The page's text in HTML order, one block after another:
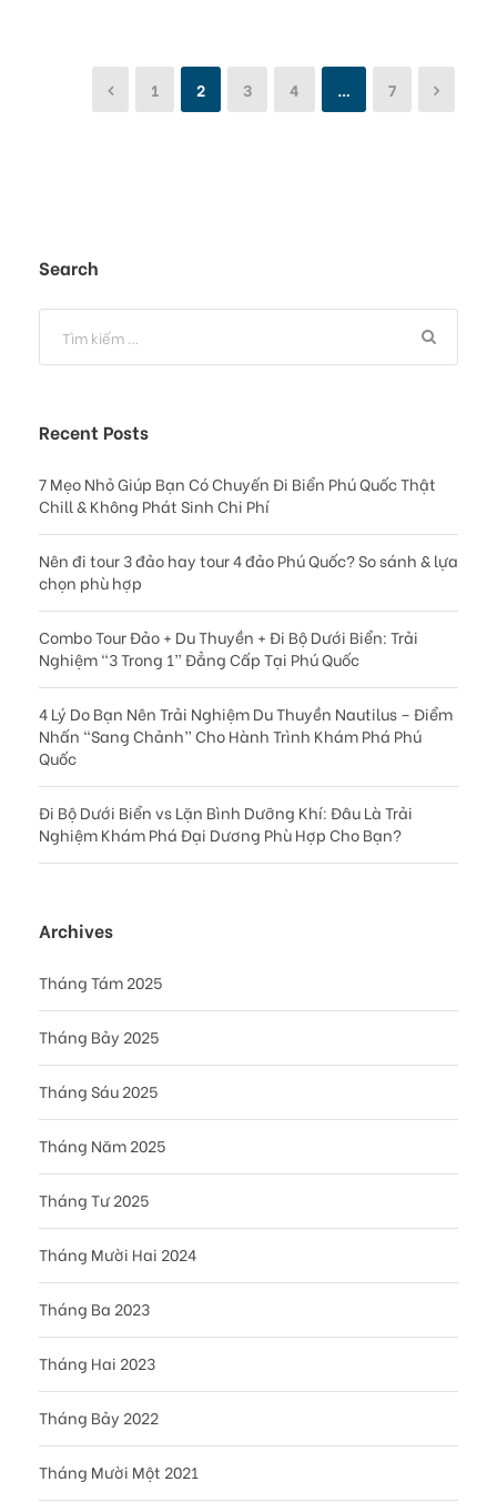
1 2 3 4 … 7
Search
Recent Posts
7 Mẹo Nhỏ Giúp Bạn Có Chuyến Đi Biển Phú Quốc Thật
Chill & Không Phát Sinh Chi Phí
Nên đi tour 3 đảo hay tour 4 đảo Phú Quốc? So sánh & lựa
chọn phù hợp
Combo Tour Đảo + Du Thuyền + Đi Bộ Dưới Biển: Trải
Nghiệm “3 Trong 1” Đẳng Cấp Tại Phú Quốc
4 Lý Do Bạn Nên Trải Nghiệm Du Thuyền Nautilus – Điểm
Nhấn “Sang Chảnh” Cho Hành Trình Khám Phá Phú
Quốc
Đi Bộ Dưới Biển vs Lặn Bình Dưỡng Khí: Đâu Là Trải
Nghiệm Khám Phá Đại Dương Phù Hợp Cho Bạn?
Archives
Tháng Tám 2025
Tháng Bảy 2025
Tháng Sáu 2025
Tháng Năm 2025
Tháng Tư 2025
Tháng Mười Hai 2024
Tháng Ba 2023
Tháng Hai 2023
Tháng Bảy 2022
Tháng Mười Một 2021